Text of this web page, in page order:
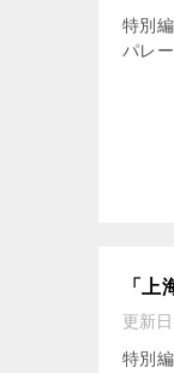
特別
パレ
「
更新日
特別